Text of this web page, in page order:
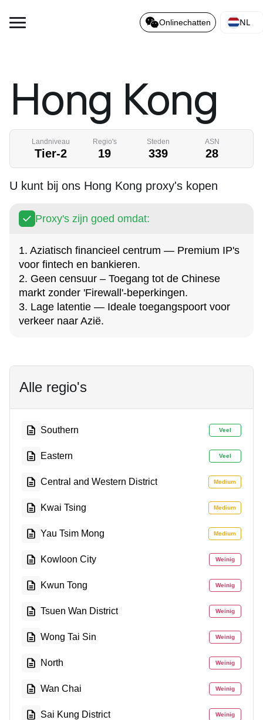
Onlinechatten NL
Hong Kong
Landniveau
Tier-2
Regio's
19
Steden
339
ASN
28
U kunt bij ons Hong Kong proxy's kopen
Proxy's zijn goed omdat:
1. Aziatisch financieel centrum — Premium IP's
voor fintech en bankieren.
2. Geen censuur – Toegang tot de Chinese
markt zonder 'Firewall'-beperkingen.
3. Lage latentie — Ideale toegangspoort voor
verkeer naar Azië.
Alle regio's
Southern Veel
Eastern Veel
Central and Western District Medium
Kwai Tsing Medium
Yau Tsim Mong Medium
Kowloon City Weinig
Kwun Tong Weinig
Tsuen Wan District Weinig
Wong Tai Sin Weinig
North Weinig
Wan Chai Weinig
Sai Kung District Weinig